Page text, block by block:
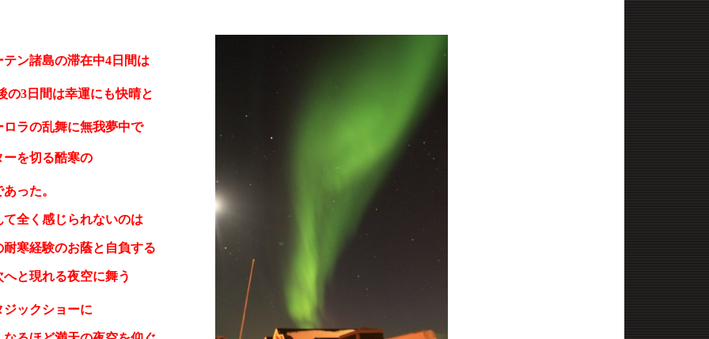
ン諸島の滞在中4日間は
の3日間は幸運にも快晴と
ロラの乱舞に無我夢中で
ーを切る酷寒の
った。
て全く感じられないのは
寒経験のお蔭と自負する
と現れる夜空に舞う
ックショーに